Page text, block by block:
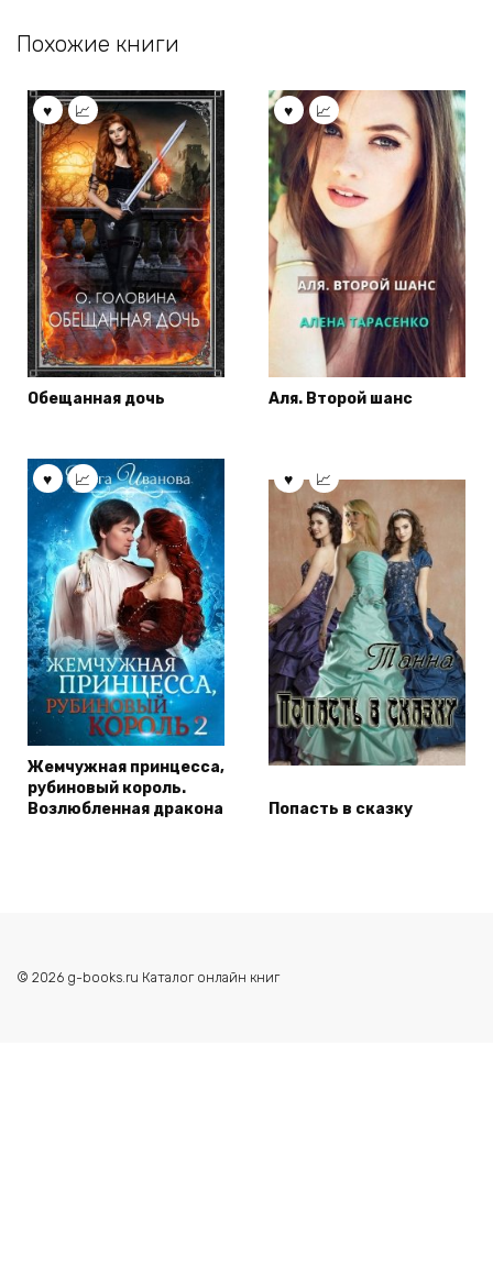
Похожие книги
Обещанная дочь Аля. Второй шанс
Жемчужная принцесса,
рубиновый король.
Возлюбленная дракона
Попасть в сказку
© 2026 g-books.ru Каталог онлайн книг